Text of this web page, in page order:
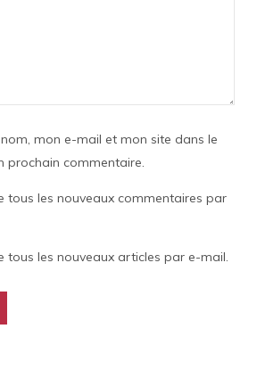
mon e-mail et mon site dans le
prochain commentaire.
tous les nouveaux commentaires par
tous les nouveaux articles par e-mail.